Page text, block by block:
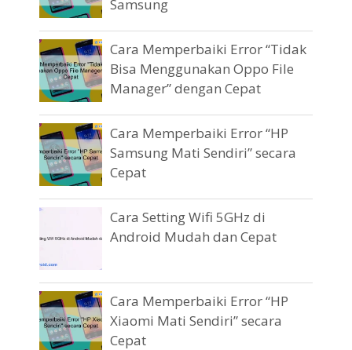
Samsung
Cara Memperbaiki Error “Tidak
Bisa Menggunakan Oppo File
Manager” dengan Cepat
Cara Memperbaiki Error “HP
Samsung Mati Sendiri” secara
Cepat
Cara Setting Wifi 5GHz di
Android Mudah dan Cepat
Cara Memperbaiki Error “HP
Xiaomi Mati Sendiri” secara
Cepat